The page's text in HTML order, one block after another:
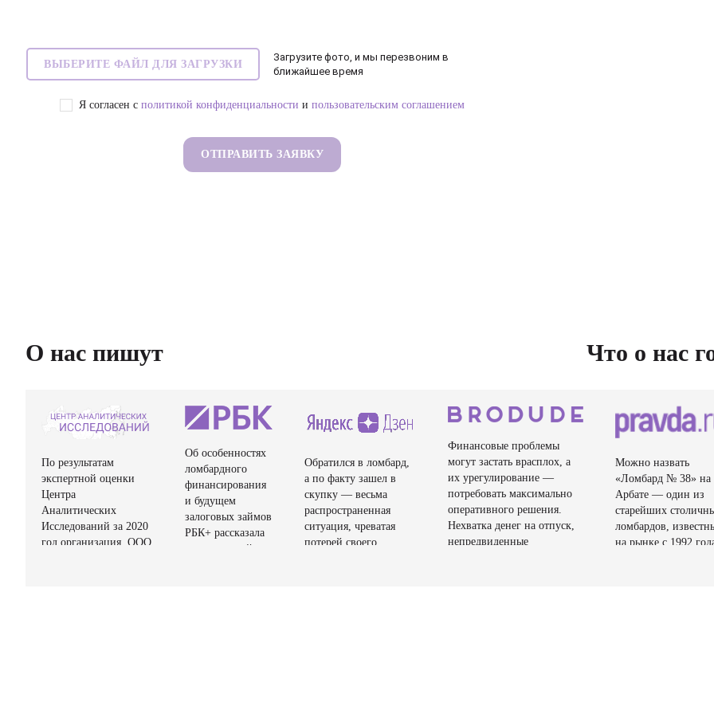
ВЫБЕРИТЕ ФАЙЛ ДЛЯ ЗАГРУЗКИ
Загрузите фото, и мы перезвоним в
ближайшее время
Я согласен с политикой конфиденциальности и пользовательским соглашением
О нас пишут
По результатам
экспертной оценки
Центра
Аналитических
Исследований за 2020
год организация. ООО
Об особенностях
ломбардного
финансирования
и будущем
залоговых займов
РБК+ рассказала
управляющий
Обратился в ломбард,
а по факту зашел в
скупку — весьма
распространенная
ситуация, чреватая
потерей своего
Финансовые проблемы
могут застать врасплох, а
их урегулирование —
потребовать максимально
оперативного решения.
Нехватка денег на отпуск,
непредвиденные
Можно назвать
«Ломбард № 38» на
Арбате — один из
старейших
ломбардов,
на рынке с 1992
Что о нас